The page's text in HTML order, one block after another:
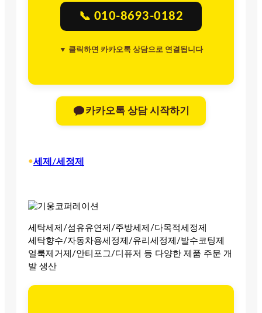
📞 010-8693-0182
▼ 클릭하면 카카오톡 상담으로 연결됩니다
카카오톡 상담 시작하기
•세제/세정제
세탁세제/섬유유연제/주방세제/다목적세정제
세탁향수/자동차용세정제/유리세정제/발수코팅제
얼룩제거제/안티포그/디퓨저 등 다양한 제품 주문 개
발 생산